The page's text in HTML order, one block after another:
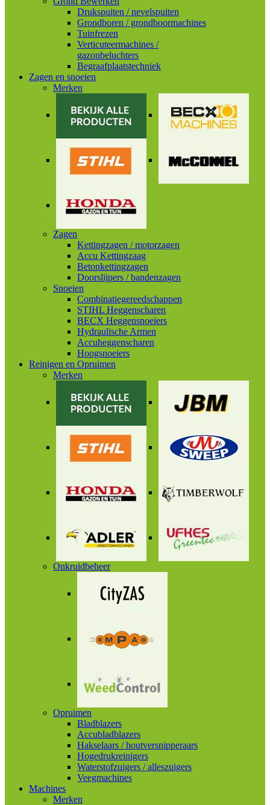
Drukspuiten / nevelspuiten
Grondboren / grondboormachines
Tuinfrezen
Verticuteermachines /
gazonbeluchters
Begraafplaatstechniek
Zagen en snoeien
Merken
Zagen
Kettingzagen / motorzagen
Accu Kettingzaag
Betonkettingzagen
Doorslijpers / bandenzagen
Snoeien
Combinatiegereedschappen
STIHL Heggenscharen
BECX Heggensnoeiers
Hydraulische Armen
Accuheggenscharen
Hoogsnoeiers
Reinigen en Opruimen
Merken
Onkruidbeheer
Opruimen
Bladblazers
Accubladblazers
Hakselaars / houtversnipperaars
Hogedrukreinigers
Waterstofzuigers / alleszuigers
Veegmachines
Machines
Merken